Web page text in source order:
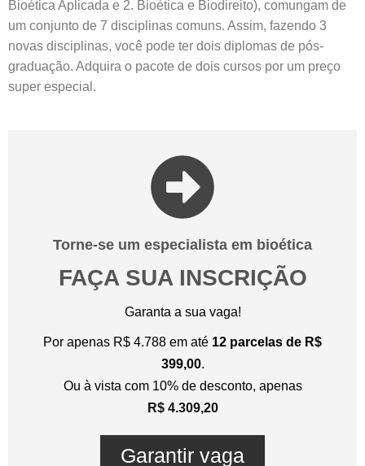
Bioética Aplicada e 2. Bioética e Biodireito), comungam de
um conjunto de 7 disciplinas comuns. Assim, fazendo 3
novas disciplinas, você pode ter dois diplomas de pós-
graduação. Adquira o pacote de dois cursos por um preço
super especial.
Torne-se um especialista em bioética
FAÇA SUA INSCRIÇÃO
Garanta a sua vaga!
Por apenas R$ 4.788 em até 12 parcelas de R$
399,00.
Ou à vista com 10% de desconto, apenas
R$ 4.309,20
Garantir vaga